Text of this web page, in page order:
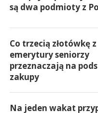
są dwa podmioty z
Co trzecią złotówkę z
emerytury seniorzy
przeznaczają na
zakupy
Na jeden wakat